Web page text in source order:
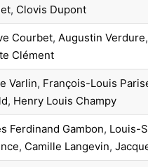
, Clovis Dupont
Courbet, Augustin Verdure
Clément
Varlin, François-Louis
, Henry Louis Champy
Ferdinand Gambon, Louis-
, Camille Langevin,